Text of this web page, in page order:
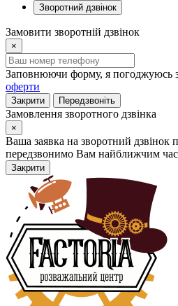
Зворотний дзвінок
Замовити зворотній дзвінок
×
Заповнюючи форму, я погоджуюсь
оферти
Закрити Передзвоніть
Замовлення зворотного дзвінка
×
Ваша заявка на зворотний дзвінок
передзвонимо Вам найближчим
Закрити